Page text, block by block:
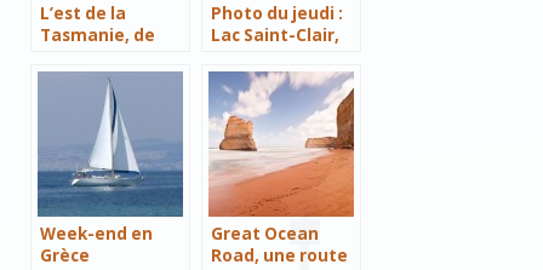
L’est de la
Tasmanie, de
Bay of Fires
Photo du jeudi :
Lac Saint-Clair,
National Park
Week-end en
Grèce
Great Ocean
Road, une route